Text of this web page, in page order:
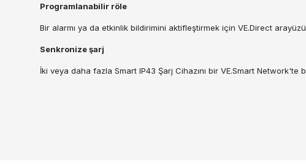
Programlanabilir röle
Bir alarmı ya da etkinlik bildirimini aktifleştirmek için VE.Direct
Senkronize şarj
İki veya daha fazla Smart IP43 Şarj Cihazını bir VE.Smart